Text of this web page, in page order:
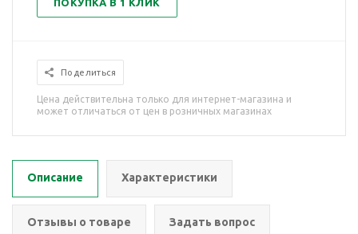
ПОКУПКА В 1 КЛИК
Поделиться
Цена действительна только для интернет-магазина и
может отличаться от цен в розничных магазинах
Описание Характеристики
Отзывы о товаре Задать вопрос